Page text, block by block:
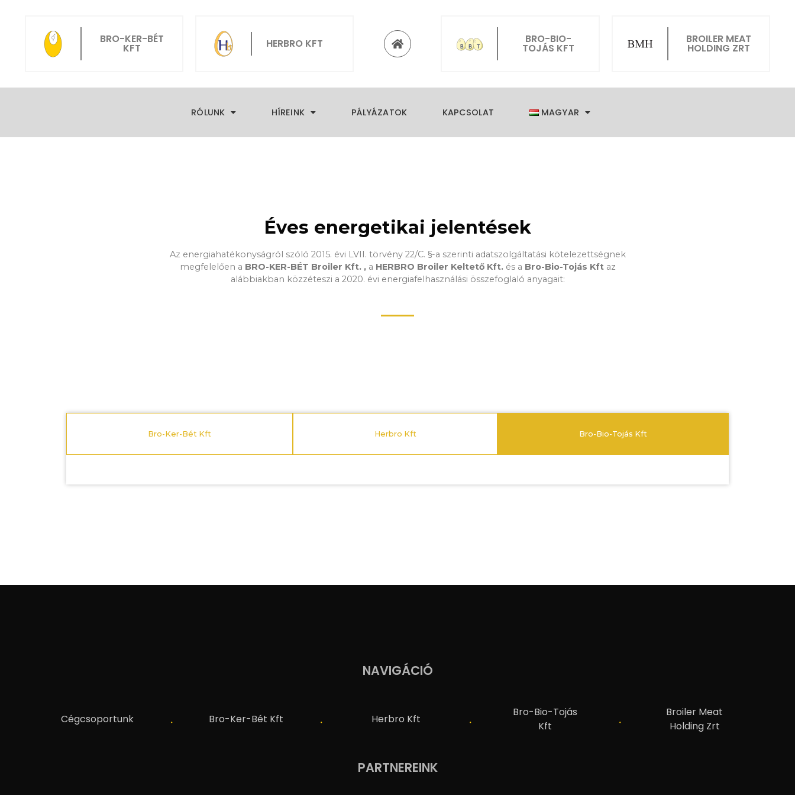
BRO-KER-BÉT
KFT HERBRO KFT BRO-BIO-
TOJÁS KFT
BROILER MEAT
HOLDING ZRT
RÓLUNK HÍREINK PÁLYÁZATOK KAPCSOLAT MAGYAR
Éves energetikai jelentések
Az energiahatékonyságról szóló 2015. évi LVII. törvény 22/C. §-a szerinti adatszolgáltatási kötelezettségnek
megfelelően a BRO-KER-BÉT Broiler Kft. , a HERBRO Broiler Keltető Kft. és a Bro-Bio-Tojás Kft az
alábbiakban közzéteszi a 2020. évi energiafelhasználási összefoglaló anyagait:
Bro-Ker-Bét Kft Herbro Kft Bro-Bio-Tojás Kft
NAVIGÁCIÓ
Cégcsoportunk Bro-Ker-Bét Kft Herbro Kft
Bro-Bio-Tojás
Kft
Broiler Meat
Holding Zrt
PARTNEREINK